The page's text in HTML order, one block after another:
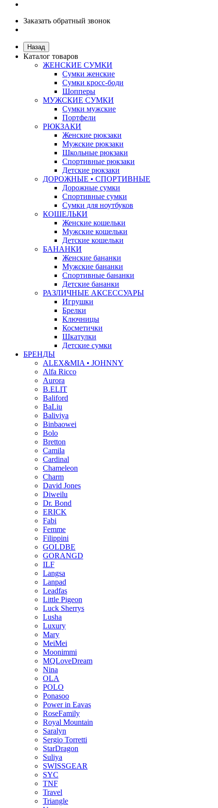
Заказать обратный звонок
Назад
Каталог товаров
ЖЕНСКИЕ СУМКИ
Сумки женские
Сумки кросс-боди
Шопперы
МУЖСКИЕ СУМКИ
Сумки мужские
Портфели
РЮКЗАКИ
Женские рюкзаки
Мужские рюкзаки
Школьные рюкзаки
Спортивные рюкзаки
Детские рюкзаки
ДОРОЖНЫЕ • СПОРТИВНЫЕ
Дорожные сумки
Спортивные сумки
Сумки для ноутбуков
КОШЕЛЬКИ
Женские кошельки
Мужские кошельки
Детские кошельки
БАНАНКИ
Женские бананки
Мужские бананки
Спортивные бананки
Детские бананки
РАЗЛИЧНЫЕ АКСЕССУАРЫ
Игрушки
Брелки
Ключницы
Косметички
Шкатулки
Детские сумки
БРЕНДЫ
ALEX&MIA • JOHNNY
Alfa Ricco
Aurora
B.ELIT
Baliford
BaLiu
Baliviya
Binbaowei
Bolo
Bretton
Camila
Cardinal
Chameleon
Charm
David Jones
Diweilu
Dr. Bond
ERICK
Fabi
Femme
Filippini
GOLDBE
GORANGD
ILF
Langsa
Lanpad
Leadfas
Little Pigeon
Luck Sherrys
Lusha
Luxury
Mary
MeiMei
Moonimmi
MQLoveDream
Nina
OLA
POLO
Ponasoo
Power in Eavas
RoseFamily
Royal Mountain
Saralyn
Sergio Torretti
StarDragon
Suliya
SWISSGEAR
SYC
TNF
Travel
Triangle